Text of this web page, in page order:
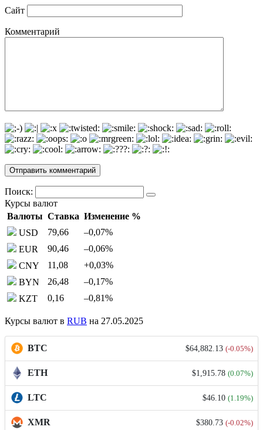
Сайт
Комментарий
Поиск:
Курсы валют
Валюты Ставка Изменение %
USD
79,66 –0,07%
EUR
90,46 –0,06%
CNY
11,08 +0,03%
BYN
26,48 –0,17%
KZT
0,16 –0,81%
Курсы валют в RUB на 27.05.2025
BTC $64,882.13 (-0.05%)
ETH $1,915.78 (0.07%)
LTC $46.10 (1.19%)
XMR $380.73 (-0.02%)